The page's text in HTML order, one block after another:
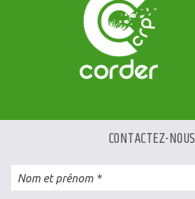
CONTACTEZ-
Nom et prénom